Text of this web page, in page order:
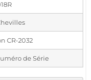
CR-2032
de Série